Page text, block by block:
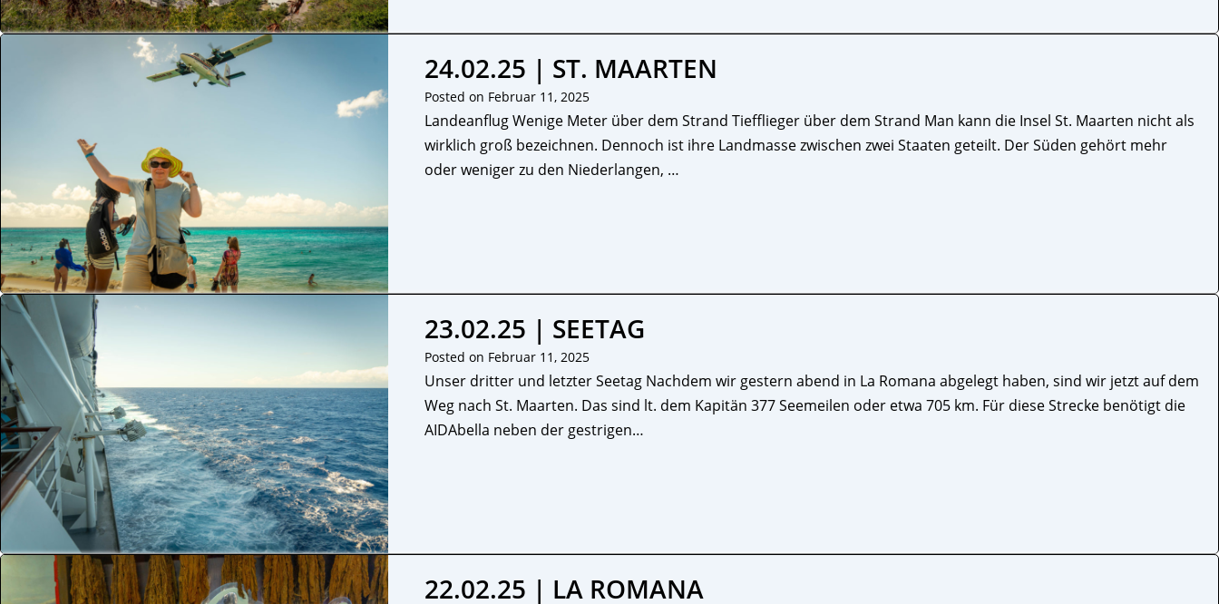
24.02.25 | ST. MAARTEN
Posted on Februar 11, 2025
Landeanflug Wenige Meter über dem Strand Tiefflieger über dem Strand Man kann die Insel St. Maarten nicht als
wirklich groß bezeichnen. Dennoch ist ihre Landmasse zwischen zwei Staaten geteilt. Der Süden gehört mehr
oder weniger zu den Niederlangen, …
23.02.25 | SEETAG
Posted on Februar 11, 2025
Unser dritter und letzter Seetag Nachdem wir gestern abend in La Romana abgelegt haben, sind wir jetzt auf dem
Weg nach St. Maarten. Das sind lt. dem Kapitän 377 Seemeilen oder etwa 705 km. Für diese Strecke benötigt die
AIDAbella neben der gestrigen…
22.02.25 | LA ROMANA